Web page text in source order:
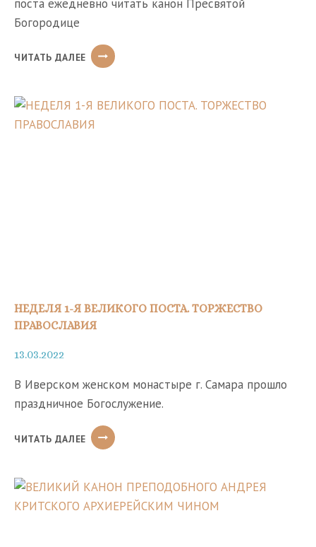
поста ежедневно читать канон Пресвятой
Богородице
ЧИТАТЬ ДАЛЕЕ
ОБРАЩЕНИЕ
ПАТРИАРХА
СВЯЗИ
С
НЕДЕЛЯ 1-Я ВЕЛИКОГО ПОСТА. ТОРЖЕСТВО
ПРАВОСЛАВИЯ
13.03.2022
В Иверском женском монастыре г. Самара прошло
праздничное Богослужение.
ЧИТАТЬ ДАЛЕЕ
НЕДЕЛЯ
1-
ПОСТА.
ТОРЖЕСТВО